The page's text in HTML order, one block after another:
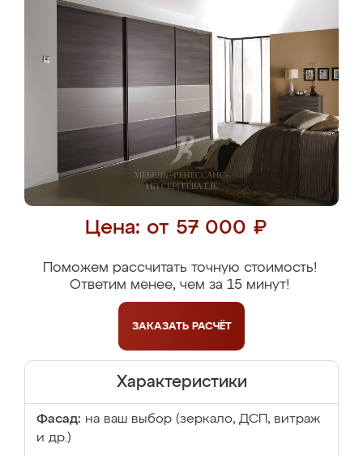
Цена: от 57 000 ₽
Поможем рассчитать точную стоимость!
Ответим менее, чем за 15 минут!
ЗАКАЗАТЬ РАСЧЁТ
Характеристики
Фасад: на ваш выбор (зеркало, ДСП, витраж
и др.)